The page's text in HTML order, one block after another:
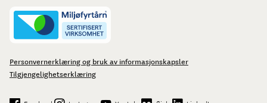
Personvernerklæring og bruk av informasjonskapsler
Tilgjengelighetserklæring